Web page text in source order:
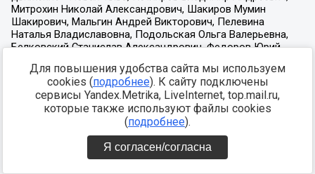
Для повышения удобства сайта мы используем
cookies (подробнее). К сайту подключены
сервисы Yandex.Metrika, LiveInternet, top.mail.ru,
которые также используют файлы cookies
(подробнее).
Я согласен/согласна